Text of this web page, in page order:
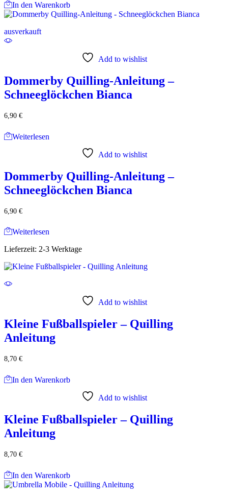
In den Warenkorb
ausverkauft
Add to wishlist
Dommerby Quilling-Anleitung –
Schneeglöckchen Bianca
6,90 €
Weiterlesen
Add to wishlist
Dommerby Quilling-Anleitung –
Schneeglöckchen Bianca
6,90 €
Weiterlesen
Lieferzeit: 2-3 Werktage
Add to wishlist
Kleine Fußballspieler – Quilling
Anleitung
8,70 €
In den Warenkorb
Add to wishlist
Kleine Fußballspieler – Quilling
Anleitung
8,70 €
In den Warenkorb